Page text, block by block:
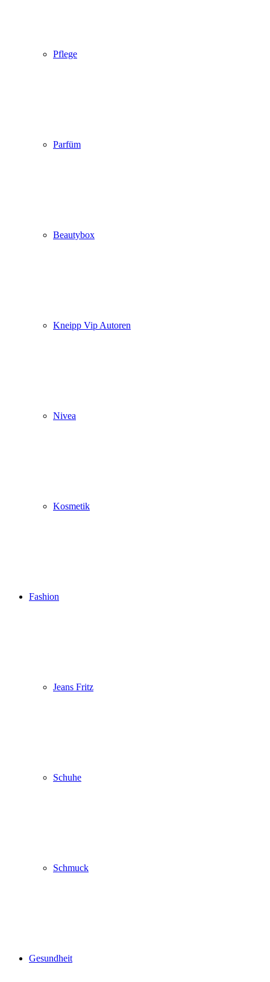
Pflege
Parfüm
Beautybox
Kneipp Vip Autoren
Nivea
Kosmetik
Fashion
Jeans Fritz
Schuhe
Schmuck
Gesundheit